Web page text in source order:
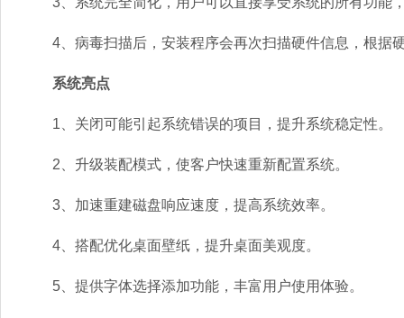
4、病毒扫描后，安装程序会再次扫描硬件信息，根据
系统亮点
1、关闭可能引起系统错误的项目，提升系统稳定性。
2、升级装配模式，使客户快速重新配置系统。
3、加速重建磁盘响应速度，提高系统效率。
4、搭配优化桌面壁纸，提升桌面美观度。
5、提供字体选择添加功能，丰富用户使用体验。